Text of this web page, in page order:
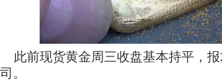
此前现货黄金周三收盘基本持平，报
司。